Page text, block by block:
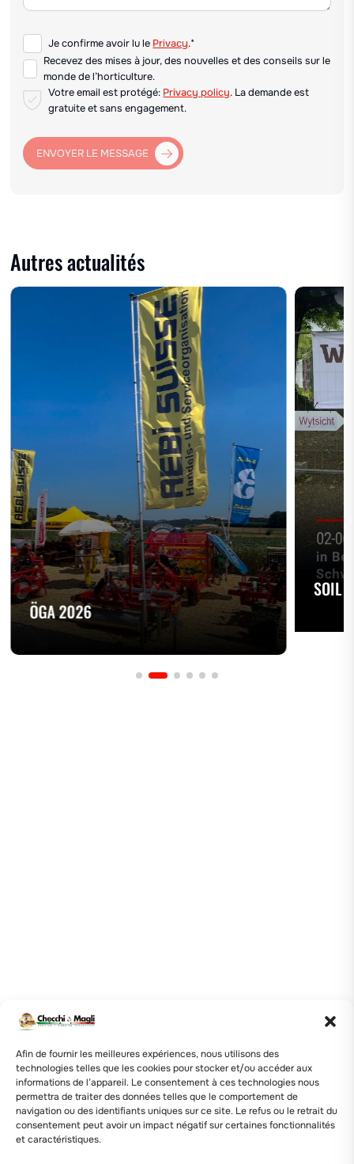
Afin de fournir les meilleures expériences, nous utilisons des
technologies telles que les cookies pour stocker et/ou accéder aux
informations de l’appareil. Le consentement à ces technologies nous
permettra de traiter des données telles que le comportement de
navigation ou des identifiants uniques sur ce site. Le refus ou le retrait du
consentement peut avoir un impact négatif sur certaines fonctionnalités
et caractéristiques.
Je confirme avoir lu le Privacy.*
Recevez des mises à jour, des nouvelles et des conseils sur le
monde de l’horticulture.
Votre email est protégé: Privacy policy. La demande est
gratuite et sans engagement.
ENVOYER LE MESSAGE
Autres actualités
ÖGA 2026
SOIL